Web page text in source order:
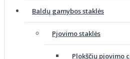
Baldų gamybos staklės
Pjovimo staklės
Plokščių pjovimo